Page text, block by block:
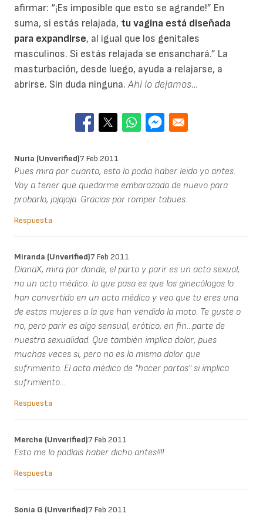
afirmar: “¡Es imposible que esto se agrande!” En
suma, si estás relajada, tu vagina está diseñada
para expandirse, al igual que los genitales
masculinos. Si estás relajada se ensanchará.” La
masturbación, desde luego, ayuda a relajarse, a
abrirse. Sin duda ninguna.Ahí lo dejamos…
Nuria (unverified)7 Feb 2011
Pues mira por cuanto, esto lo podia haber leido yo antes.
Voy a tener que quedarme embarazada de nuevo para
probarlo, jajajaja. Gracias por romper tabues.
Respuesta
Miranda (unverified)7 Feb 2011
DianaX, mira por donde, el parto y parir es un acto sexual,
no un acto médico. lo que pasa es que los ginecólogos lo
han convertido en un acto médico y veo que tu eres una
de estas mujeres a la que han vendido la moto. Te guste o
no, pero parir es algo sensual, erótico, en fin...parte de
nuestra sexualidad. Que también implica dolor, pues
muchas veces si, pero no es lo mismo dolor que
sufrimiento. El acto médico de "hacer partos" si implica
sufrimiento...
Respuesta
Merche (unverified)7 Feb 2011
Esto me lo podíais haber dicho antes!!!!
Respuesta
Sonia G (unverified)7 Feb 2011